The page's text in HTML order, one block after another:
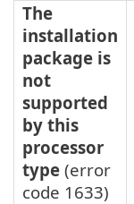
The
installation
package is
not
supported
by this
processor
type (error
code 1633)